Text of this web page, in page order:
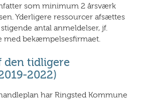
som minimum 2 årsværk
Yderligere ressourcer afsættes
antal anmeldelser, jf.
med bekæmpelsesfirmaet.
den tidligere
2022)
har Ringsted Kommune